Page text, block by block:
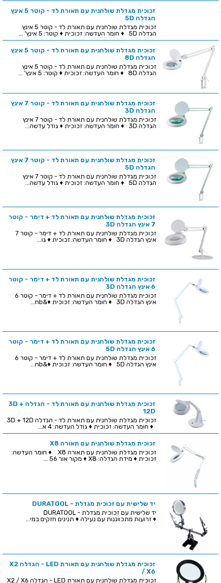
זכוכית מגדלת שולחנית עם תאורת לד - קוטר 5 אינץ
הגדלה 5D
זכוכית מגדלת שולחנית עם תאורת לד - קוטר 5 אינץ
הגדלה 5D ♦ חומר העדשה: זכוכית ♦ קוטר: 5 אינץ' ...
זכוכית מגדלת שולחנית עם תאורת לד - קוטר 5 אינץ
הגדלה 8D
זכוכית מגדלת שולחנית עם תאורת לד - קוטר 5 אינץ
הגדלה 8D ♦ חומר העדשה: זכוכית ♦ קוטר: 5 אינץ' ...
זכוכית מגדלת שולחנית עם תאורת לד - קוטר 7 אינץ
הגדלה 3D
זכוכית מגדלת שולחנית עם תאורת לד - קוטר 7 אינץ
הגדלה 3D ♦ חומר העדשה: זכוכית ♦ גודל עדשה...
זכוכית מגדלת שולחנית עם תאורת לד - קוטר 7 אינץ
הגדלה 5D
זכוכית מגדלת שולחנית עם תאורת לד - קוטר 7 אינץ
הגדלה 5D ♦ חומר העדשה: זכוכית ♦ גודל עדשה...
זכוכית מגדלת שולחנית עם תאורת לד + דימר - קוטר
7 אינץ הגדלה 3D
זכוכית מגדלת שולחנית עם תאורת לד + דימר - קוטר 7
אינץ הגדלה 3D ♦ חומר העדשה: זכוכית ♦ גו...
זכוכית מגדלת שולחנית עם תאורת לד + דימר - קוטר
6 אינץ הגדלה 3D
זכוכית מגדלת שולחנית עם תאורת לד + דימר - קוטר 6
אינץ הגדלה 3D ♦ חומר העדשה: זכוכית ♦&nb...
זכוכית מגדלת שולחנית עם תאורת לד + דימר - קוטר
6 אינץ הגדלה 5D
זכוכית מגדלת שולחנית עם תאורת לד + דימר - קוטר 6
אינץ הגדלה 5D ♦ חומר העדשה: זכוכית ♦&nb...
זכוכית מגדלת שולחנית עם תאורת לד - הגדלה 3D +
12D
זכוכית מגדלת שולחנית עם תאורת לד - הגדלה 3D + 12D
♦ חומר העדשה: זכוכית ♦ גודל העדשה: 4 א...
זכוכית מגדלת שולחנית עם תאורה X8
זכוכית מגדלת שולחנית עם תאורה X8 ♦ חומר העדשה:
זכוכית ♦ מידת הגדלה: X8 ♦ מקור אור 56 ...
יד שלישית עם זכוכית מגדלת - DURATOOL
♦ זרועות מתכווננות עם נעילה ♦ תנינים חזקים במי...
זכוכית מגדלת שולחנית עם תאורת LED - הגדלה X2
/ X6
זכוכית מגדלת שולחנית עם תאורת LED - הגדלה X2 / X6